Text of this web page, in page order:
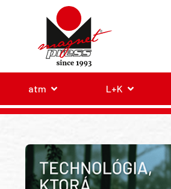
atm L+K